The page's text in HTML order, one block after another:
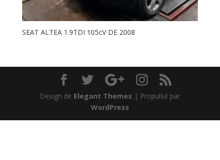
SEAT ALTEA 1.9TDI 105cV DE 2008
Design de Elegant Themes | Propulsé par
WordPress